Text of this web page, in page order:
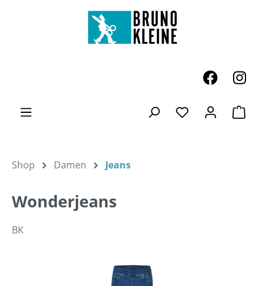
Zum Hauptinhalt springen
Du hast 0
Shop Damen Jeans
Wonderjeans
BK
Bildergalerie überspringen